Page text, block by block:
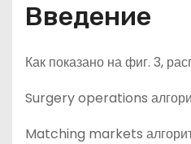
Введение
Как показано на фиг. 3,
Surgery operations
Matching markets